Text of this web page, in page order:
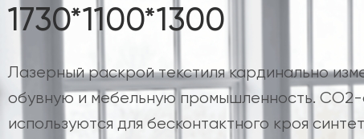
1730*1100*1300
Лазерный раскрой текстиля кардинально
обувную и мебельную промышленность. CO2-
используются для бесконтактного кроя